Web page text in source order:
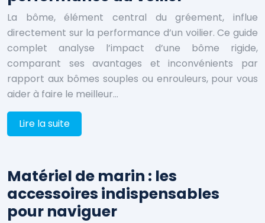
La bôme, élément central du gréement, influe
directement sur la performance d’un voilier. Ce guide
complet analyse l’impact d’une bôme rigide,
comparant ses avantages et inconvénients par
rapport aux bômes souples ou enrouleurs, pour vous
aider à faire le meilleur…
Lire la suite
Matériel de marin : les
accessoires indispensables
pour naviguer